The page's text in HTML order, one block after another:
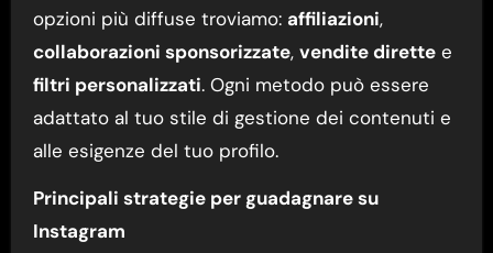
opzioni più diffuse troviamo: affiliazioni,
collaborazioni sponsorizzate, vendite direttee
filtri personalizzati. Ogni metodo può essere
adattato al tuo stile di gestione dei contenuti e
alle esigenze del tuo profilo.
Principali strategie per guadagnare su
Instagram